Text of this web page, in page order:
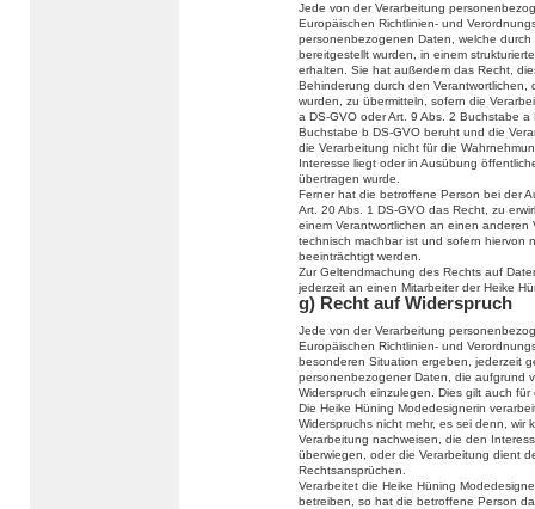
Jede von der Verarbeitung
Europäischen Richtlinien- und
personenbezogenen Daten, welche
bereitgestellt wurden, in einem
erhalten. Sie hat außerdem das Recht,
Behinderung durch den
wurden, zu übermitteln, sofern die
a DS-GVO oder Art. 9 Abs. 2 Buchstabe
Buchstabe b DS-GVO beruht und die
die Verarbeitung nicht für die
Interesse liegt oder in Ausübung
übertragen wurde.
Ferner hat die betroffene Person bei der
Art. 20 Abs. 1 DS-GVO das Recht, zu
einem Verantwortlichen an einen anderen
technisch machbar ist und sofern hiervon
beeinträchtigt werden.
Zur Geltendmachung des Rechts auf
jederzeit an einen Mitarbeiter der Heike
g) Recht auf Widerspruch
Jede von der Verarbeitung
Europäischen Richtlinien- und
besonderen Situation ergeben, jederzeit
personenbezogener Daten, die aufgrund
Widerspruch einzulegen. Dies gilt auch
Die Heike Hüning Modedesignerin
Widerspruchs nicht mehr, es sei denn,
Verarbeitung nachweisen, die den
überwiegen, oder die Verarbeitung dient
Rechtsansprüchen.
Verarbeitet die Heike Hüning
betreiben, so hat die betroffene Person